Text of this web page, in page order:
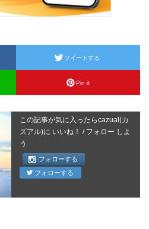
ツイートする
Pin it
この記事が気に入ったらcazual(カ
ズアル)に いいね！ / フォロー しよ
う
フォローする
フォローする